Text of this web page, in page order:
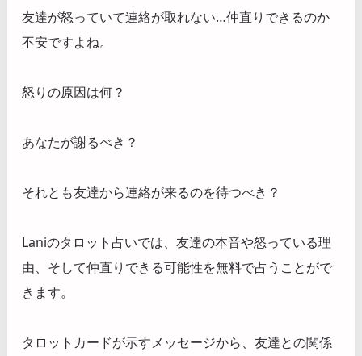
友達が怒っていて連絡が取れない…仲直りできるのか
不安ですよね。
怒りの原因は何？
あなたが謝るべき？
それとも友達から連絡が来るのを待つべき？
Laniのタロット占いでは、友達の本音や怒っている理
由、そして仲直りできる可能性を無料で占うことがで
きます。
タロットカードが示すメッセージから、友達との関係